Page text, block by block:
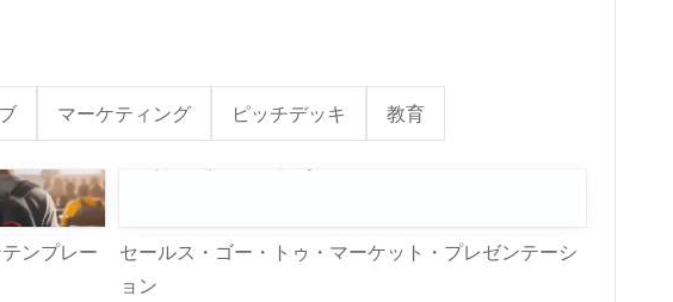
マーケティング ピッチデッキ 教育
ンプレー
セールス・ゴー・トゥ・マーケット・プレゼンテーシ
ョン